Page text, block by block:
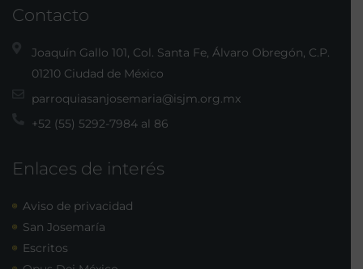
Contacto
Joaquín Gallo 101, Col. Santa Fe, Álvaro Obregón, C.P.
01210 Ciudad de México
parroquiasanjosemaria@isjm.org.mx
+52 (55) 5292-7984 al 86
Enlaces de interés
Aviso de privacidad
San Josemaría
Escritos